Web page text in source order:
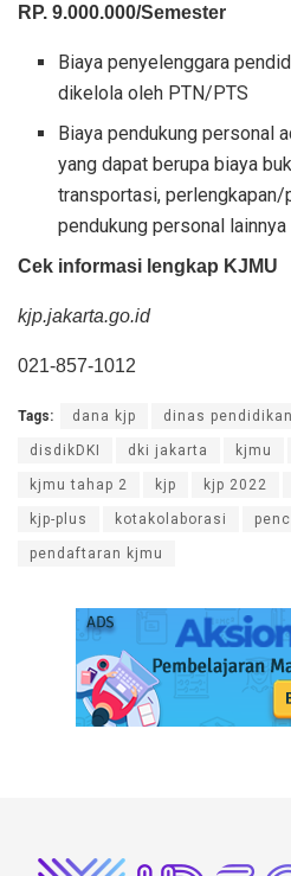
RP. 9.000.000/Semester
Biaya penyelenggara
dikelola oleh PTN/PTS
Biaya pendukung personal
yang dapat berupa biaya
transportasi, perlengkapan/
pendukung personal lainnya
Cek informasi lengkap KJMU
kjp.jakarta.go.id
021-857-1012
Tags: dana kjp dinas pendidikan
disdikDKI dki jakarta kjmu
kjmu tahap 2 kjp kjp 2022
kjp-plus kotakolaborasi
pendaftaran kjmu